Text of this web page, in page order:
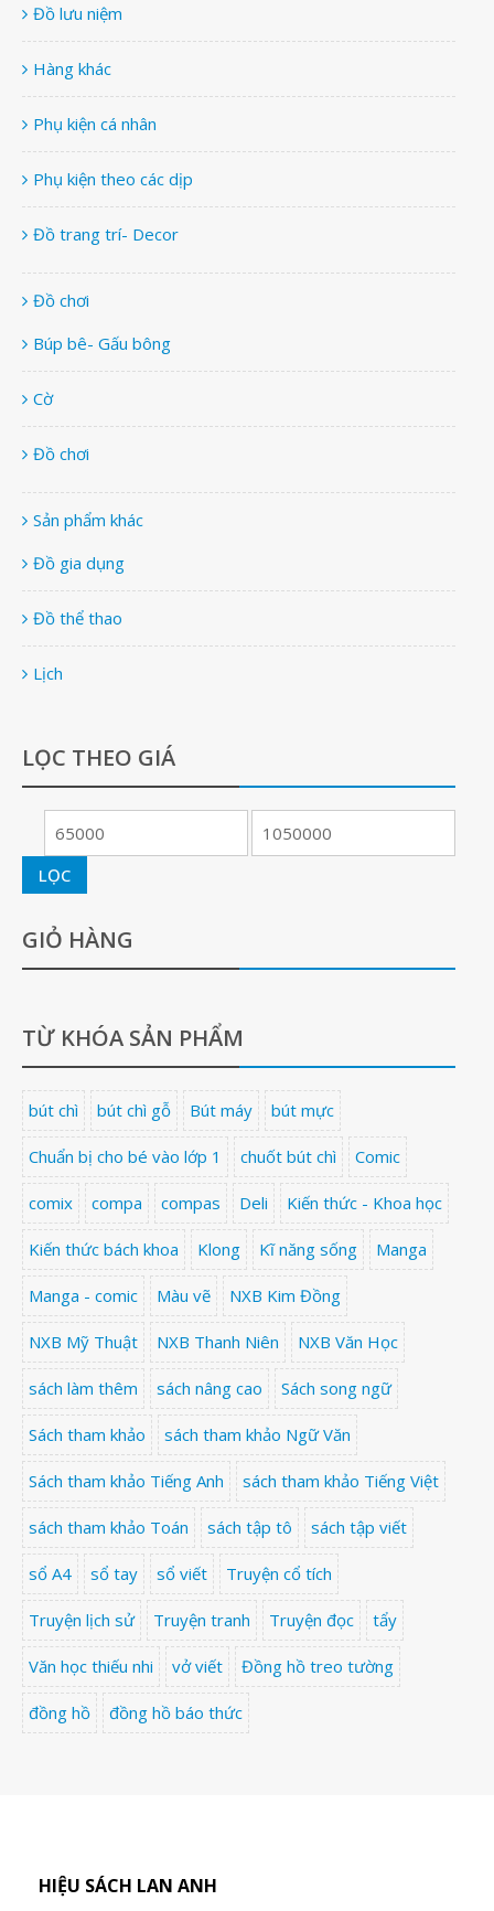
Đồ lưu niệm
Hàng khác
Phụ kiện cá nhân
Phụ kiện theo các dịp
Đồ trang trí- Decor
Đồ chơi
Búp bê- Gấu bông
Cờ
Đồ chơi
Sản phẩm khác
Đồ gia dụng
Đồ thể thao
Lịch
LỌC THEO GIÁ
LỌC
GIỎ HÀNG
TỪ KHÓA SẢN PHẨM
bút chì bút chì gỗ Bút máy bút mực
Chuẩn bị cho bé vào lớp 1 chuốt bút chì Comic
comix compa compas Deli Kiến thức - Khoa học
Kiến thức bách khoa Klong Kĩ năng sống Manga
Manga - comic Màu vẽ NXB Kim Đồng
NXB Mỹ Thuật NXB Thanh Niên NXB Văn Học
sách làm thêm sách nâng cao Sách song ngữ
Sách tham khảo sách tham khảo Ngữ Văn
Sách tham khảo Tiếng Anh sách tham khảo Tiếng Việt
sách tham khảo Toán sách tập tô sách tập viết
sổ A4 sổ tay sổ viết Truyện cổ tích
Truyện lịch sử Truyện tranh Truyện đọc tẩy
Văn học thiếu nhi vở viết Đồng hồ treo tường
đồng hồ đồng hồ báo thức
HIỆU SÁCH LAN ANH